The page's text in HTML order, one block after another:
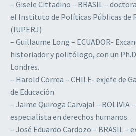
– Gisele Cittadino – BRASIL –
el Instituto de Políticas Públicas de
(IUPERJ)
– Guillaume Long – ECUADOR-
historiador y politólogo, con un
Londres.
– Harold Correa – CHILE- exjefe de
de Educación
– Jaime Quiroga Carvajal – BOLIVIA
especialista en derechos humanos.
– José Eduardo Cardozo – BRASIL –